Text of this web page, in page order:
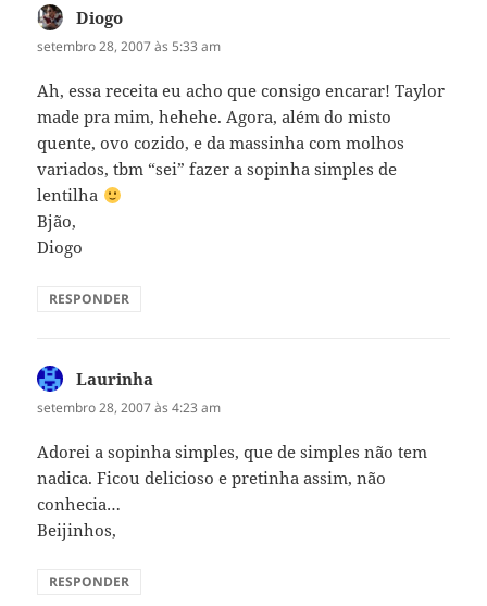
Diogo
setembro 28, 2007 às 5:33 am
Ah, essa receita eu acho que consigo encarar! Taylor
made pra mim, hehehe. Agora, além do misto
quente, ovo cozido, e da massinha com molhos
variados, tbm “sei” fazer a sopinha simples de
lentilha
Bjão,
Diogo
RESPONDER
Laurinha
setembro 28, 2007 às 4:23 am
Adorei a sopinha simples, que de simples não tem
nadica. Ficou delicioso e pretinha assim, não
conhecia…
Beijinhos,
RESPONDER